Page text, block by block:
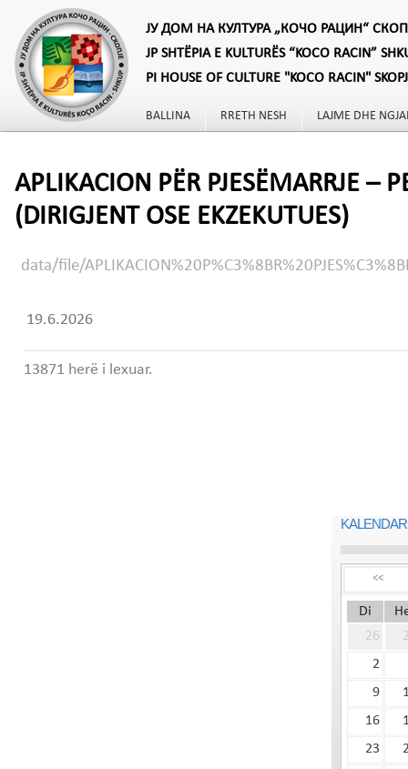
ЈУ ДОМ НА КУЛТУРА „КОЧО РАЦИН“
JP SHTËPIA E KULTURËS “KOCO RACIN”
PI HOUSE OF CULTURE "KOCO RACIN"
BALLINA RRETH NESH LAJME DHE
APLIKACION PËR PJESËMARRJE –
(DIRIGJENT OSE EKZEKUTUES)
data/file/
19.6.2026
13871 herë i lexuar.
<<
Di
26
2
9
16
23